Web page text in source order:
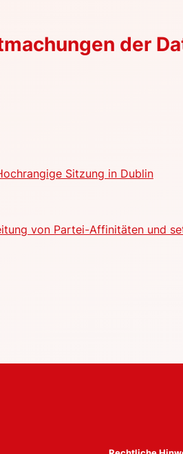
der
Sitzung in Dublin
von Partei-Affinitäten und